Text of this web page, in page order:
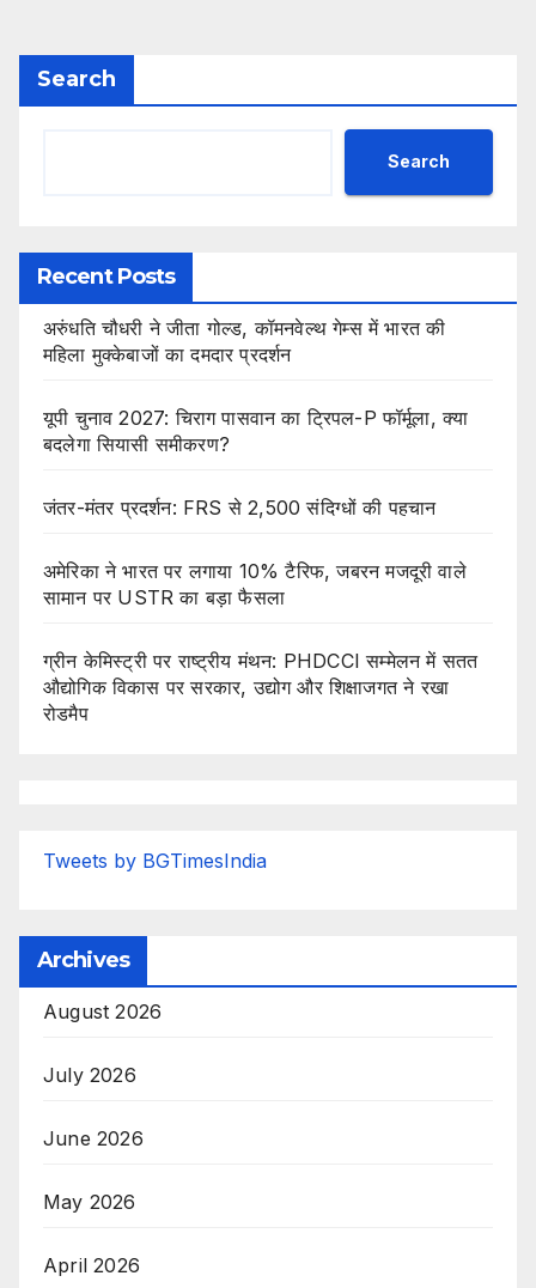
Search
Search
Recent Posts
अरुंधति चौधरी ने जीता गोल्ड, कॉमनवेल्थ गेम्स में भारत की
महिला मुक्केबाजों का दमदार प्रदर्शन
यूपी चुनाव 2027: चिराग पासवान का ट्रिपल-P फॉर्मूला, क्या
बदलेगा सियासी समीकरण?
जंतर-मंतर प्रदर्शन: FRS से 2,500 संदिग्धों की पहचान
अमेरिका ने भारत पर लगाया 10% टैरिफ, जबरन मजदूरी वाले
सामान पर USTR का बड़ा फैसला
ग्रीन केमिस्ट्री पर राष्ट्रीय मंथन: PHDCCI सम्मेलन में सतत
औद्योगिक विकास पर सरकार, उद्योग और शिक्षाजगत ने रखा
रोडमैप
Tweets by BGTimesIndia
Archives
August 2026
July 2026
June 2026
May 2026
April 2026